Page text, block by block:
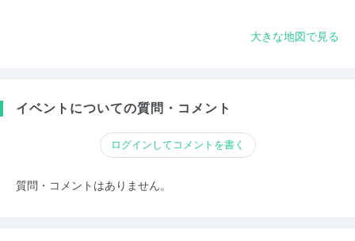
大きな地図で見る
イベントについての質問・コメント
ログインしてコメントを書く
質問・コメントはありません。